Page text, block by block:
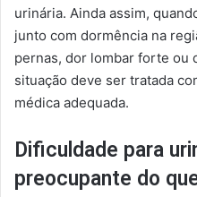
urinária. Ainda assim,
junto com dormência na
pernas, dor lombar forte ou
situação deve ser tratada
médica adequada.
Dificuldade para
preocupante do